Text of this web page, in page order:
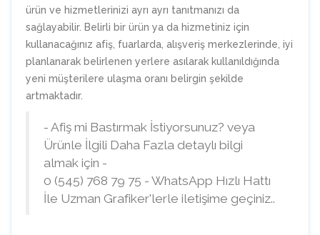
ürün ve hizmetlerinizi ayrı ayrı tanıtmanızı da
sağlayabilir. Belirli bir ürün ya da hizmetiniz için
kullanacağınız afiş, fuarlarda, alışveriş merkezlerinde, iyi
planlanarak belirlenen yerlere asılarak kullanıldığında
yeni müşterilere ulaşma oranı belirgin şekilde
artmaktadır.
- Afiş mi Bastırmak İstiyorsunuz? veya
Ürünle İlgili Daha Fazla detaylı bilgi
almak için -
0 (545) 768 79 75 - WhatsApp Hızlı Hattı
İle Uzman Grafiker'lerle iletişime geçiniz..